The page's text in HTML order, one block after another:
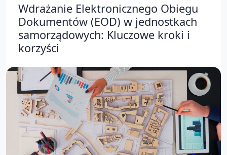
Wdrażanie Elektronicznego Obiegu
Dokumentów (EOD) w jednostkach
samorządowych: Kluczowe kroki i
korzyści